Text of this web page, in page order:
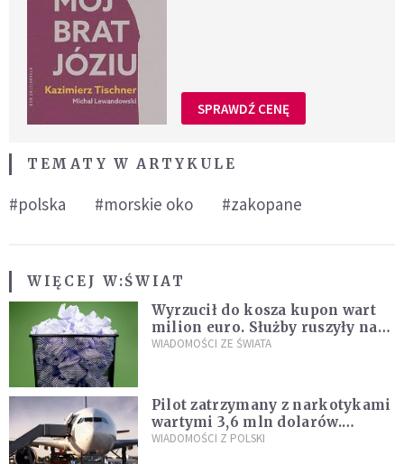
SPRAWDŹ CENĘ
TEMATY W ARTYKULE
#polska #morskie oko #zakopane
WIĘCEJ W:ŚWIAT
Wyrzucił do kosza kupon wart
milion euro. Służby ruszyły na
poszukiwania
WIADOMOŚCI ZE ŚWIATA
Pilot zatrzymany z narkotykami
wartymi 3,6 mln dolarów.
Śledczy podejrzewają, że latał
WIADOMOŚCI Z POLSKI